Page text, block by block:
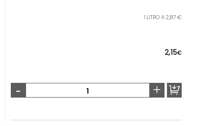
1 LITRO A 2,87 €
2,15€
- +